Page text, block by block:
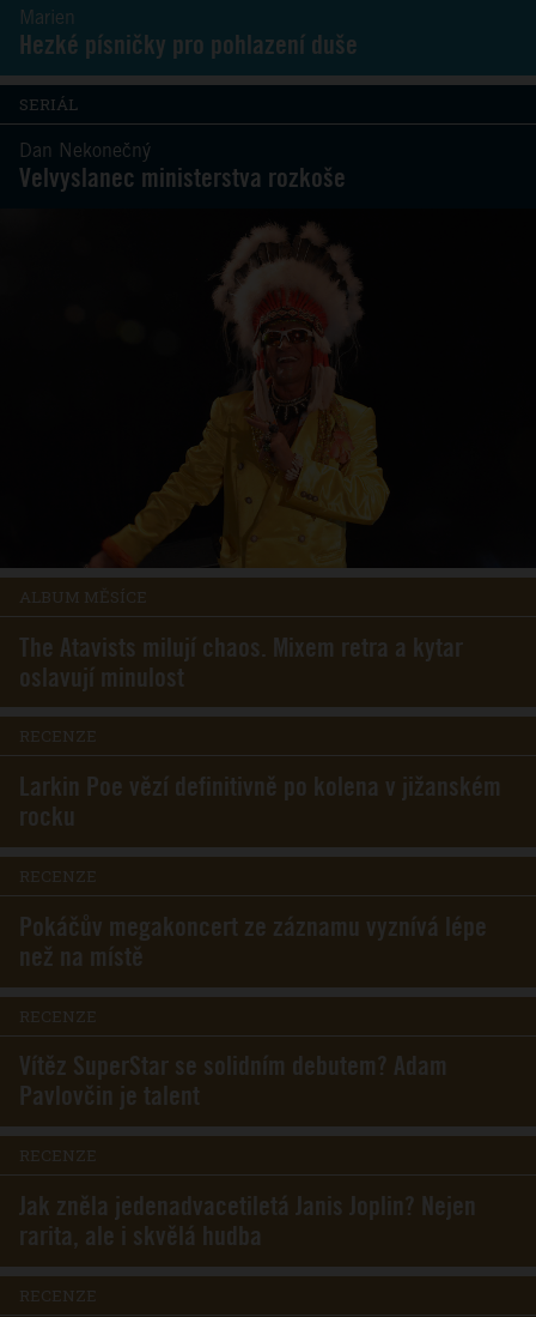
Marien
Hezké písničky pro pohlazení duše
SERIÁL
Dan Nekonečný
Velvyslanec ministerstva rozkoše
ALBUM MĚSÍCE
The Atavists milují chaos. Mixem retra a kytar
oslavují minulost
RECENZE
Larkin Poe vězí definitivně po kolena v jižanském
rocku
RECENZE
Pokáčův megakoncert ze záznamu vyznívá lépe
než na místě
RECENZE
Vítěz SuperStar se solidním debutem? Adam
Pavlovčin je talent
RECENZE
Jak zněla jedenadvacetiletá Janis Joplin? Nejen
rarita, ale i skvělá hudba
RECENZE